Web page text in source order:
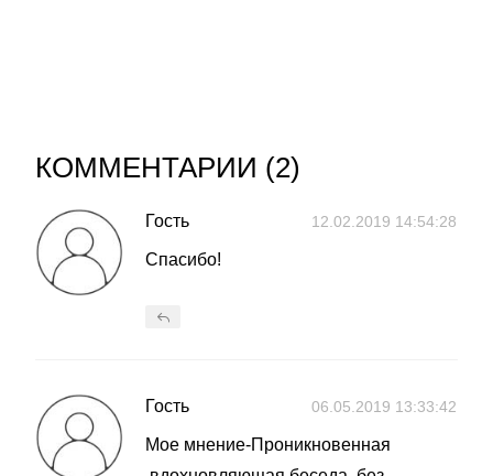
КОММЕНТАРИИ (2)
Гость 12.02.2019 14:54:28
Спасибо!
Гость 06.05.2019 13:33:42
Мое мнение-Проникновенная